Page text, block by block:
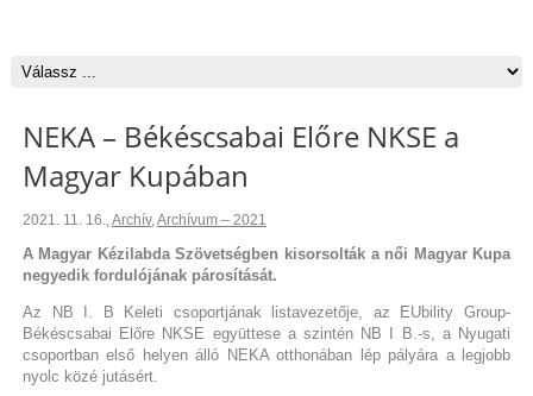
NEKA – Békéscsabai Előre NKSE a
Magyar Kupában
2021. 11. 16.,Archív,Archívum – 2021
A Magyar Kézilabda Szövetségben kisorsolták a női Magyar Kupa
negyedik fordulójának párosítását.
Az NB I. B Keleti csoportjának listavezetője, az EUbility Group-
Békéscsabai Előre NKSE együttese a szintén NB I B.-s, a Nyugati
csoportban első helyen álló NEKA otthonában lép pályára a legjobb
nyolc közé jutásért.